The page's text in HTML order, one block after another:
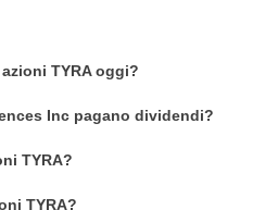
TYRA oggi?
Inc pagano dividendi?
TYRA?
TYRA?